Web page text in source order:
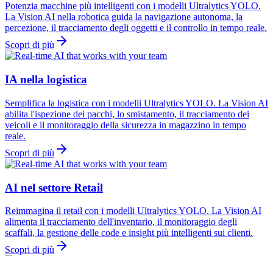
Potenzia macchine più intelligenti con i modelli Ultralytics YOLO.
La Vision AI nella robotica guida la navigazione autonoma, la
percezione, il tracciamento degli oggetti e il controllo in tempo reale.
Scopri di più
IA nella logistica
Semplifica la logistica con i modelli Ultralytics YOLO. La Vision AI
abilita l'ispezione dei pacchi, lo smistamento, il tracciamento dei
veicoli e il monitoraggio della sicurezza in magazzino in tempo
reale.
Scopri di più
AI nel settore Retail
Reimmagina il retail con i modelli Ultralytics YOLO. La Vision AI
alimenta il tracciamento dell'inventario, il monitoraggio degli
scaffali, la gestione delle code e insight più intelligenti sui clienti.
Scopri di più